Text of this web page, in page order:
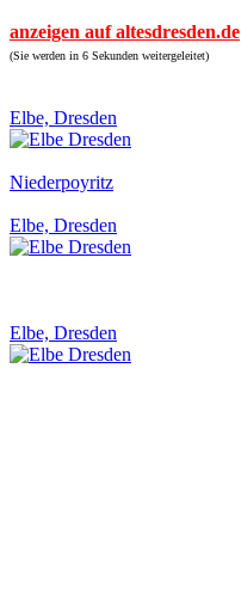
anzeigen auf altesdresden.de
(Sie werden in 6 Sekunden weitergeleitet)
Elbe, Dresden
Niederpoyritz
Elbe, Dresden
Elbe, Dresden